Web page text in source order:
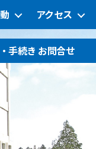
アクセス
手続き お問合せ